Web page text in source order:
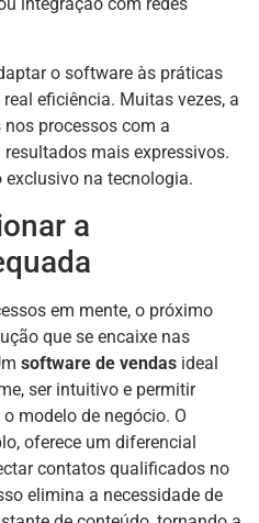
o software às práticas
eficiência. Muitas vezes, a
processos com a
mais expressivos.
na tecnologia.
a
em mente, o próximo
que se encaixe nas
software de vendas ideal
ser intuitivo e permitir
modelo de negócio. O
oferece um diferencial
contatos qualificados no
elimina a necessidade de